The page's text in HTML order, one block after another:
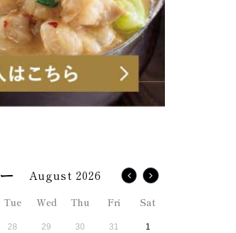
August 2026
Tue Wed Thu Fri Sat
28 29 30 31 1